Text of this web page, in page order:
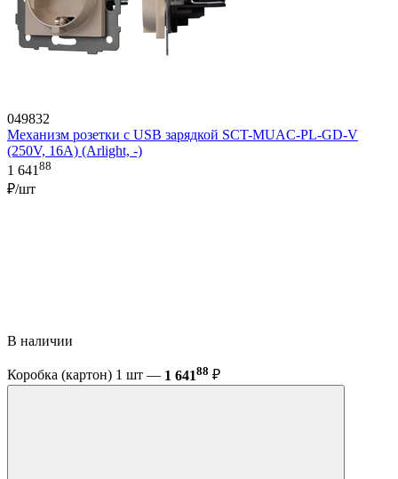
049832
Механизм розетки с USB зарядкой SCT-MUAC-PL-GD-V
(250V, 16A) (Arlight, -)
1 64188
₽/шт
В наличии
Коробка (картон) 1 шт — 1 64188 ₽